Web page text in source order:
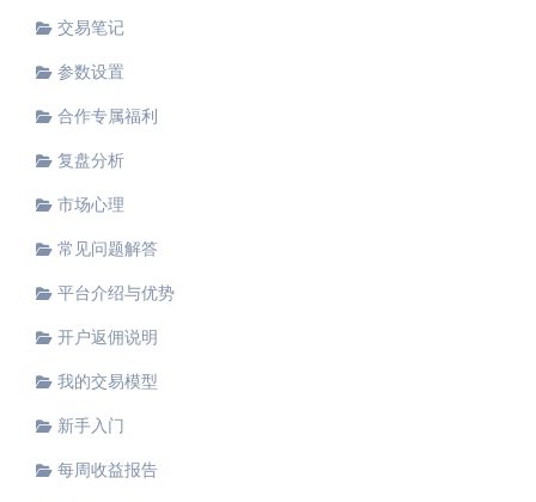
交易笔记
参数设置
合作专属福利
复盘分析
市场心理
常见问题解答
平台介绍与优势
开户返佣说明
我的交易模型
新手入门
每周收益报告